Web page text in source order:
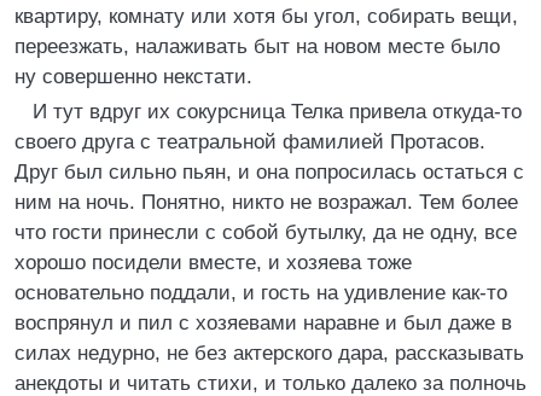
квартиру, комнату или хотя бы угол, собирать вещи,
переезжать, налаживать быт на новом месте было
ну совершенно некстати.
И тут вдруг их сокурсница Телка привела откуда-то
своего друга с театральной фамилией Протасов.
Друг был сильно пьян, и она попросилась остаться с
ним на ночь. Понятно, никто не возражал. Тем более
что гости принесли с собой бутылку, да не одну, все
хорошо посидели вместе, и хозяева тоже
основательно поддали, и гость на удивление как-то
воспрянул и пил с хозяевами наравне и был даже в
силах недурно, не без актерского дара, рассказывать
анекдоты и читать стихи, и только далеко за полночь